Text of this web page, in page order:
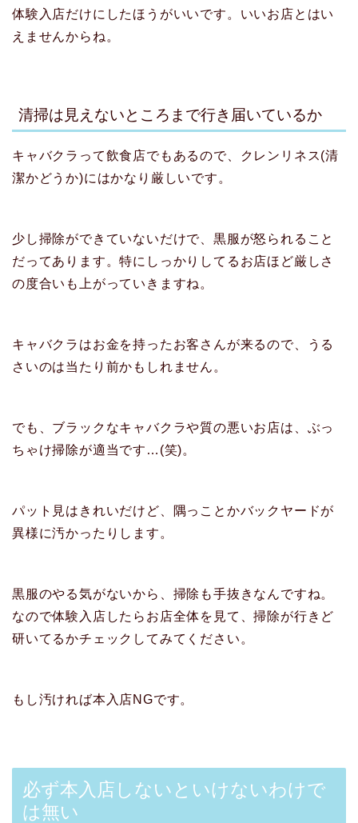
体験入店だけにしたほうがいいです。いいお店とはい
えませんからね。
清掃は見えないところまで行き届いているか
キャバクラって飲食店でもあるので、クレンリネス(清
潔かどうか)にはかなり厳しいです。
少し掃除ができていないだけで、黒服が怒られること
だってあります。特にしっかりしてるお店ほど厳しさ
の度合いも上がっていきますね。
キャバクラはお金を持ったお客さんが来るので、うる
さいのは当たり前かもしれません。
でも、ブラックなキャバクラや質の悪いお店は、ぶっ
ちゃけ掃除が適当です…(笑)。
パット見はきれいだけど、隅っことかバックヤードが
異様に汚かったりします。
黒服のやる気がないから、掃除も手抜きなんですね。
なので体験入店したらお店全体を見て、掃除が行きど
研いてるかチェックしてみてください。
もし汚ければ本入店NGです。
必ず本入店しないといけないわけで
は無い